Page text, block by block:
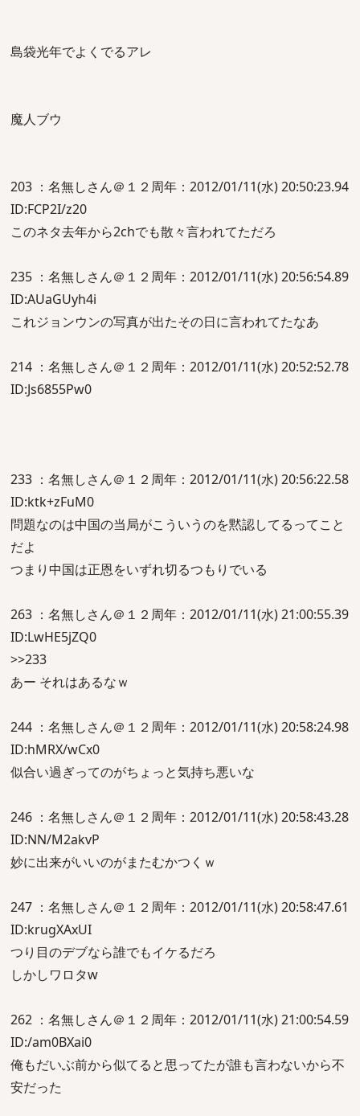
島袋光年でよくでるアレ
魔人ブウ
203 ：名無しさん＠１２周年：2012/01/11(水) 20:50:23.94
ID:FCP2I/z20
このネタ去年から2chでも散々言われてただろ
235 ：名無しさん＠１２周年：2012/01/11(水) 20:56:54.89
ID:AUaGUyh4i
これジョンウンの写真が出たその日に言われてたなあ
214 ：名無しさん＠１２周年：2012/01/11(水) 20:52:52.78
ID:Js6855Pw0
233 ：名無しさん＠１２周年：2012/01/11(水) 20:56:22.58
ID:ktk+zFuM0
問題なのは中国の当局がこういうのを黙認してるってこと
だよ
つまり中国は正恩をいずれ切るつもりでいる
263 ：名無しさん＠１２周年：2012/01/11(水) 21:00:55.39
ID:LwHE5jZQ0
>>233
あー それはあるなｗ
244 ：名無しさん＠１２周年：2012/01/11(水) 20:58:24.98
ID:hMRX/wCx0
似合い過ぎってのがちょっと気持ち悪いな
246 ：名無しさん＠１２周年：2012/01/11(水) 20:58:43.28
ID:NN/M2akvP
妙に出来がいいのがまたむかつくｗ
247 ：名無しさん＠１２周年：2012/01/11(水) 20:58:47.61
ID:krugXAxUI
つり目のデブなら誰でもイケるだろ
しかしワロタw
262 ：名無しさん＠１２周年：2012/01/11(水) 21:00:54.59
ID:/am0BXai0
俺もだいぶ前から似てると思ってたが誰も言わないから不
安だった